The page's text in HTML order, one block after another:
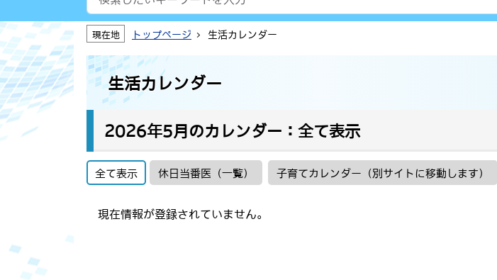
現在地 トップページ 生活カレンダー
生活カレンダー
2026年5月のカレンダー：全て表示
全て表示 休日当番医（一覧） 子育てカレンダー（別サイトに移動します）
現在情報が登録されていません。